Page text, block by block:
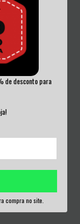
de desconto para
compra no site.